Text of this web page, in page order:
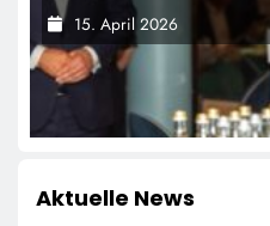
Zukunft
15. April 2026
Aktuelle News